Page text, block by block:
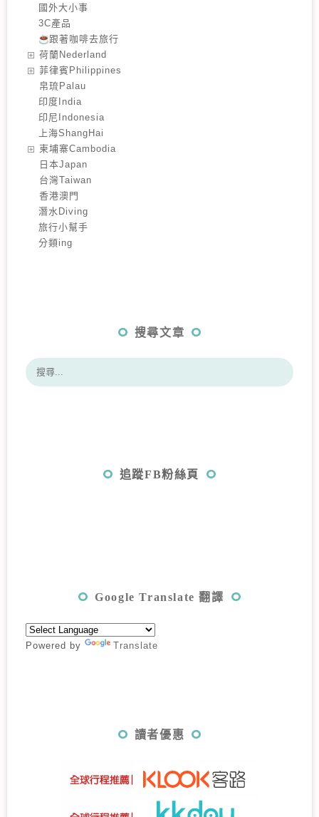
國外大小事
3C產品
跟著咖啡去旅行
️荷蘭Nederland
️菲律賓Philippines
️帛琉Palau
印度India
印尼Indonesia
上海ShangHai
️柬埔寨Cambodia
️日本Japan
️台灣Taiwan
️香港澳門
潛水Diving
旅行小幫手
分類ing
搜尋文章
追蹤FB粉絲頁
Google Translate 翻譯
Powered by Translate
讀者優惠